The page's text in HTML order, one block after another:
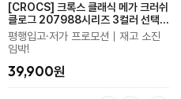
[CROCS] 크록스 클래식 메가 크러쉬
클로그 207988시리즈 3컬러 선택가
능
평행입고·저가 프로모션｜재고 소진
임박!
39,900원